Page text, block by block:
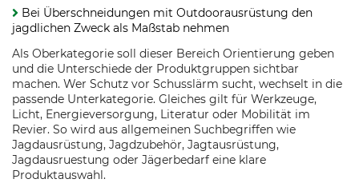
Bei Überschneidungen mit Outdoorausrüstung den
jagdlichen Zweck als Maßstab nehmen
Als Oberkategorie soll dieser Bereich Orientierung geben
und die Unterschiede der Produktgruppen sichtbar
machen. Wer Schutz vor Schusslärm sucht, wechselt in die
passende Unterkategorie. Gleiches gilt für Werkzeuge,
Licht, Energieversorgung, Literatur oder Mobilität im
Revier. So wird aus allgemeinen Suchbegriffen wie
Jagdausrüstung, Jagdzubehör, Jagtausrüstung,
Jagdausruestung oder Jägerbedarf eine klare
Produktauswahl.